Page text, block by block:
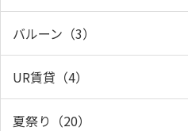
バルーン（3）
UR賃貸（4）
夏祭り（20）